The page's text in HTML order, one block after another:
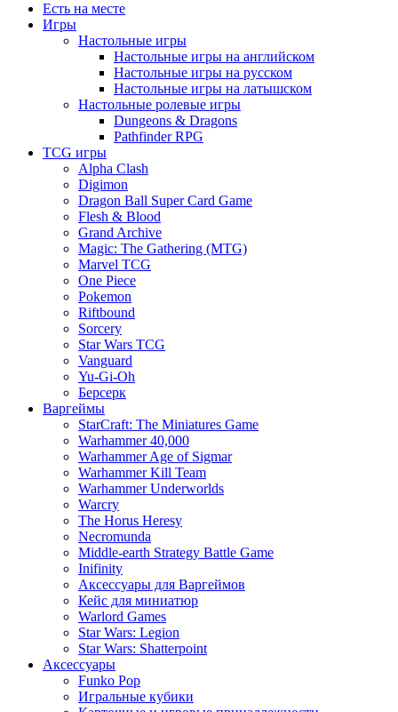
Есть на месте
Игры
Настольные игры
Настольные игры на английском
Настольные игры на русском
Настольные игры на латышском
Настольные ролевые игры
Dungeons & Dragons
Pathfinder RPG
TCG игры
Alpha Clash
Digimon
Dragon Ball Super Card Game
Flesh & Blood
Grand Archive
Magic: The Gathering (MTG)
Marvel TCG
One Piece
Pokemon
Riftbound
Sorcery
Star Wars TCG
Vanguard
Yu-Gi-Oh
Берсерк
Варгеймы
StarCraft: The Miniatures Game
Warhammer 40,000
Warhammer Age of Sigmar
Warhammer Kill Team
Warhammer Underworlds
Warcry
The Horus Heresy
Necromunda
Middle-earth Strategy Battle Game
Inifinity
Аксессуары для Варгеймов
Кейс для миниатюр
Warlord Games
Star Wars: Legion
Star Wars: Shatterpoint
Аксессуары
Funko Pop
Игральные кубики